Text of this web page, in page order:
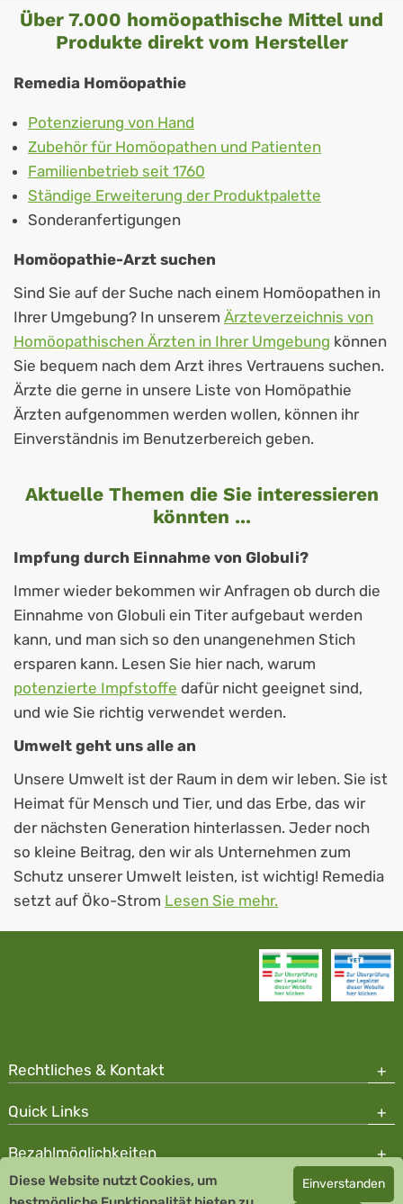
Über 7.000 homöopathische Mittel und
Produkte direkt vom Hersteller
Remedia Homöopathie
Potenzierung von Hand
Zubehör für Homöopathen und Patienten
Familienbetrieb seit 1760
Ständige Erweiterung der Produktpalette
Sonderanfertigungen
Homöopathie-Arzt suchen
Sind Sie auf der Suche nach einem Homöopathen in
Ihrer Umgebung? In unserem Ärzteverzeichnis von
Homöopathischen Ärzten in Ihrer Umgebung können
Sie bequem nach dem Arzt ihres Vertrauens suchen.
Ärzte die gerne in unsere Liste von Homöpathie
Ärzten aufgenommen werden wollen, können ihr
Einverständnis im Benutzerbereich geben.
Aktuelle Themen die Sie interessieren
könnten ...
Impfung durch Einnahme von Globuli?
Immer wieder bekommen wir Anfragen ob durch die
Einnahme von Globuli ein Titer aufgebaut werden
kann, und man sich so den unangenehmen Stich
ersparen kann. Lesen Sie hier nach, warum
potenzierte Impfstoffe dafür nicht geeignet sind,
und wie Sie richtig verwendet werden.
Umwelt geht uns alle an
Unsere Umwelt ist der Raum in dem wir leben. Sie ist
Heimat für Mensch und Tier, und das Erbe, das wir
der nächsten Generation hinterlassen. Jeder noch
so kleine Beitrag, den wir als Unternehmen zum
Schutz unserer Umwelt leisten, ist wichtig! Remedia
setzt auf Öko-Strom Lesen Sie mehr.
Rechtliches & Kontakt
Quick Links
Bezahlmöglichkeiten
Copyright © 2026 Team Santé Salvator Apotheke - GDP zertifiziert
Diese Website nutzt Cookies, um
Einverstanden